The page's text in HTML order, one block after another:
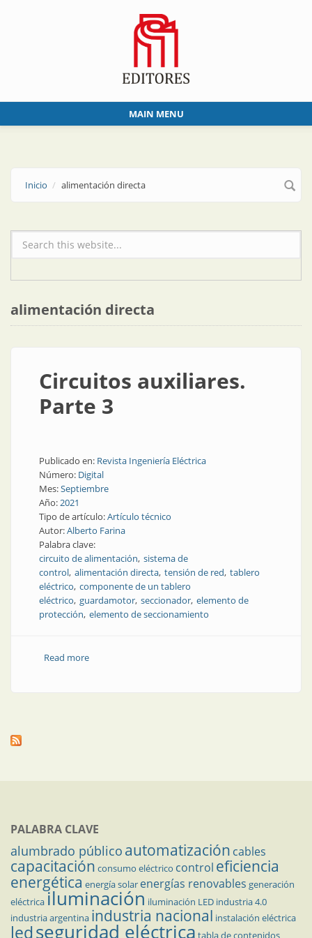
MAIN MENU
Inicio alimentación directa
Formulario de búsqueda
alimentación directa
Circuitos auxiliares.
Parte 3
Publicado en: Revista Ingeniería Eléctrica
Número: Digital
Mes:Septiembre
Año:2021
Tipo de artículo:Artículo técnico
Autor:Alberto Farina
Palabra clave:
circuito de alimentación sistema de
control alimentación directa tensión de red tablero
eléctrico componente de un tablero
eléctrico guardamotor seccionador elemento de
protección elemento de seccionamiento
Read moreabout Circuitos auxiliares. Parte 3
PALABRA CLAVE
alumbrado público automatización cables
capacitación consumo eléctrico control eficiencia
energética energía solar energías renovables generación
eléctricailuminación iluminación LED industria 4.0
industria argentina industria nacional instalación eléctrica
ledseguridad eléctrica tabla de contenidos